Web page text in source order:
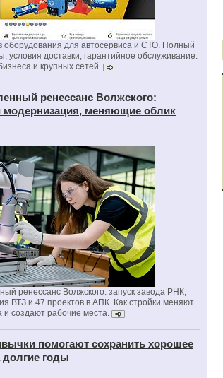
оборудования для автосервиса и СТО. Полный
условия доставки, гарантийное обслуживание.
и крупных сетей.
ренессанс Волжского:
модернизация, меняющие облик
ренессанс Волжского: запуск завода РНК,
ВТЗ и 47 проектов в АПК. Как стройки меняют
и создают рабочие места.
помогают сохранить хорошее
долгие годы